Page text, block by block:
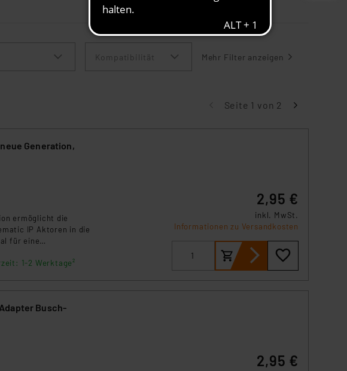
Kompatibilität Mehr Filter anzeigen
Seite 1 von 2
Generation,
ermöglicht die
IP Aktoren in die
für eine
Schalter zu
1-2 Werktage²
2,95 €
inkl. MwSt.
Informationen zu Versandkosten
Busch-
2,95 €